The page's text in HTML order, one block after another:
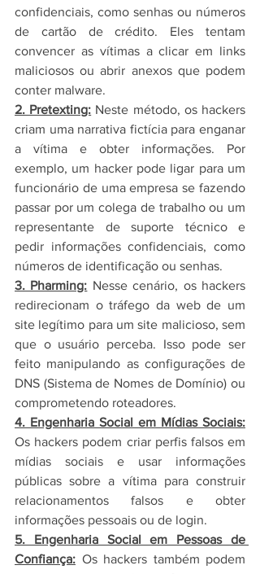
confidenciais, como senhas ou números
de cartão de crédito. Eles tentam
convencer as vítimas a clicar em links
maliciosos ou abrir anexos que podem
conter malware.
2. Pretexting: Neste método, os hackers
criam uma narrativa fictícia para enganar
a vítima e obter informações. Por
exemplo, um hacker pode ligar para um
funcionário de uma empresa se fazendo
passar por um colega de trabalho ou um
representante de suporte técnico e
pedir informações confidenciais, como
números de identificação ou senhas.
3. Pharming: Nesse cenário, os hackers
redirecionam o tráfego da web de um
site legítimo para um site malicioso, sem
que o usuário perceba. Isso pode ser
feito manipulando as configurações de
DNS (Sistema de Nomes de Domínio) ou
comprometendo roteadores.
4. Engenharia Social em Mídias Sociais:
Os hackers podem criar perfis falsos em
mídias sociais e usar informações
públicas sobre a vítima para construir
relacionamentos falsos e obter
informações pessoais ou de login.
5. Engenharia Social em Pessoas de
Confiança: Os hackers também podem